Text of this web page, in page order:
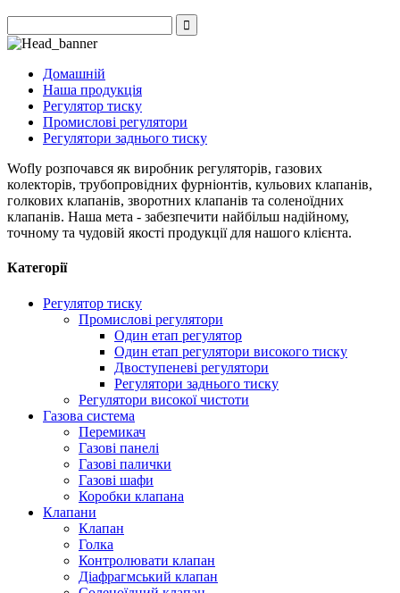
Домашній
Наша продукція
Регулятор тиску
Промислові регулятори
Регулятори заднього тиску
Wofly розпочався як виробник регуляторів, газових
колекторів, трубопровідних фурніонтів, кульових клапанів,
голкових клапанів, зворотних клапанів та соленоїдних
клапанів. Наша мета - забезпечити найбільш надійному,
точному та чудовій якості продукції для нашого клієнта.
Категорії
Регулятор тиску
Промислові регулятори
Один етап регулятор
Один етап регулятори високого тиску
Двоступеневі регулятори
Регулятори заднього тиску
Регулятори високої чистоти
Газова система
Перемикач
Газові панелі
Газові палички
Газові шафи
Коробки клапана
Клапани
Клапан
Голка
Контролювати клапан
Діафрагмський клапан